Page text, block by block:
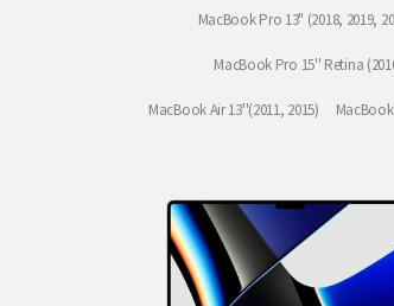
MacBook Pro 13" (2018, 2019,
MacBook Pro 15'' Retina
MacBook Air 13''(2011, 2015)